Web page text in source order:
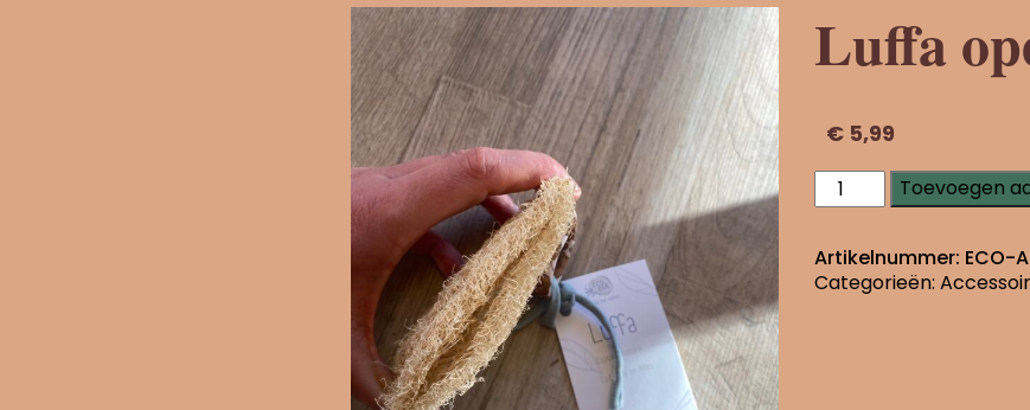
Luffa
€ 5,99
Luffa
open
Toevoegen
Artikelnummer: ECO-
Categorieën: